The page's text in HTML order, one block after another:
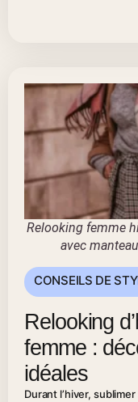
Relooking femme
avec
CONSEILS DE
Relooking
femme :
idéales
Durant l’hiver,